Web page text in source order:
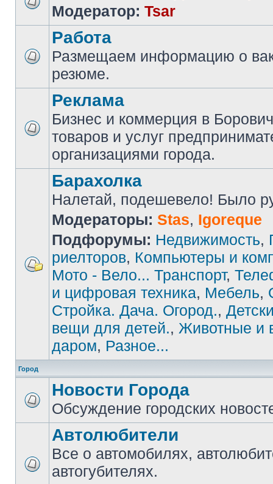
Модератор: Tsar
Работа
Размещаем информацию о
резюме.
Реклама
Бизнес и коммерция в
товаров и услуг
организациями города.
Барахолка
Налетай, подешевело! Было
Модераторы: Stas, Igoreque
Подфорумы: Недвижимость,
риелторов, Компьютеры и
Мото - Вело... Транспорт,
и цифровая техника, Мебель,
Стройка. Дача. Огород.,
вещи для детей., Животные и
даром, Разное...
Город
Новости Города
Обсуждение городских
Автолюбители
Все о автомобилях,
автогубителях.